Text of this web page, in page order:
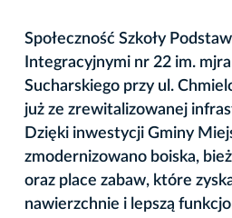
Społeczność Szkoły
Integracyjnymi nr 22 im.
Sucharskiego przy ul.
już ze zrewitalizowanej
Dzięki inwestycji Gminy
zmodernizowano boiska,
oraz place zabaw, które
nawierzchnie i lepszą